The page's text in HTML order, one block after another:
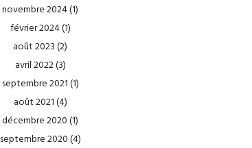
novembre 2024(1)
février 2024(1)
août 2023(2)
avril 2022(3)
septembre 2021(1)
août 2021(4)
décembre 2020(1)
septembre 2020(4)